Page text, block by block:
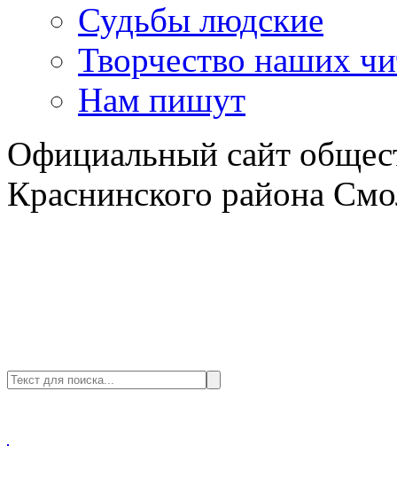
Судьбы людские
Творчество наших
Нам пишут
Официальный сайт
Краснинского района